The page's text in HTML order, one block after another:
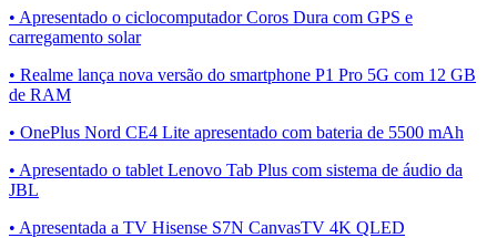
• Apresentado o ciclocomputador Coros Dura com GPS e
carregamento solar
• Realme lança nova versão do smartphone P1 Pro 5G com 12 GB
de RAM
• OnePlus Nord CE4 Lite apresentado com bateria de 5500 mAh
• Apresentado o tablet Lenovo Tab Plus com sistema de áudio da
JBL
• Apresentada a TV Hisense S7N CanvasTV 4K QLED